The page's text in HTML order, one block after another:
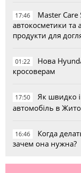
17:46
Master Care
автокосметики та
продукти для
01:22
Нова
кросоверам
17:50
Як швидко
автомобіль в
16:46
Когда
зачем она нужна?